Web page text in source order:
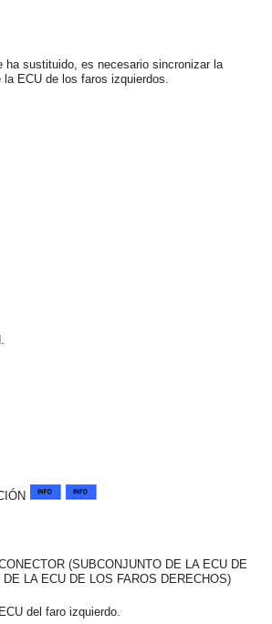
sustituido, es necesario sincronizar la
ECU de los faros izquierdos.
(SUBCONJUNTO DE LA ECU DE
LA ECU DE LOS FAROS DERECHOS)
del faro izquierdo.